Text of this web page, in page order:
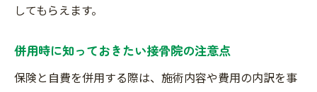
してもらえます。
併用時に知っておきたい接骨院の注意点
保険と自費を併用する際は、施術内容や費用の内訳を事